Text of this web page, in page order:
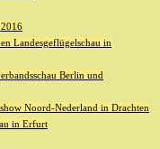
Landesgeflügelschau in
Berlin und
Noord-Nederland in Drachten
in Erfurt